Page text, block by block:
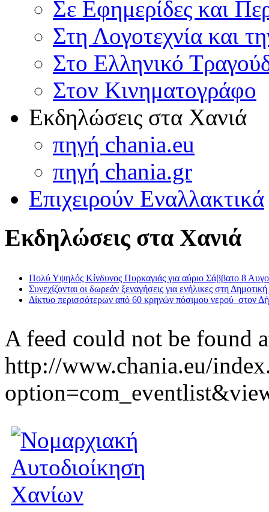
Σε Εφημερίδες και
Στη Λογοτεχνία και
Στο Ελληνικό
Στον Κινηματογράφο
Εκδηλώσεις στα Χανιά
πηγή chania.eu
πηγή chania.gr
Επιχειρούν Εναλλακτικά
Εκδηλώσεις στα Χανιά
Πολύ Υψηλός Κίνδυνος Πυρκαγιάς για αύριο Σάββατο 8
Συνεχίζονται οι δωρεάν ξεναγήσεις για ενήλικες στη
Δίκτυο περισσότερων από 60 κρηνών πόσιμου νερού στον
A feed could not be found
http://www.chania.eu/